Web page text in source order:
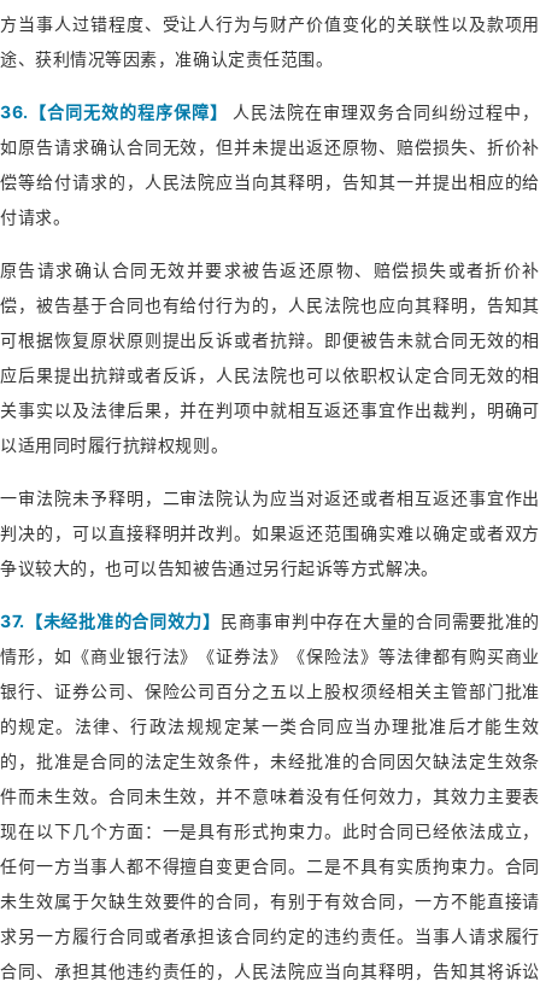
方当事人过错程度、受让人行为与财产价值变化的关联性以及款项用
途、获利情况等因素，准确认定责任范围。
36.【合同无效的程序保障】
人民法院在审理双务合同纠纷过程中，
如原告请求确认合同无效，但并未提出返还原物、赔偿损失、折价补
偿等给付请求的，人民法院应当向其释明，告知其一并提出相应的给
付请求。
原告请求确认合同无效并要求被告返还原物、赔偿损失或者折价补
偿，被告基于合同也有给付行为的，人民法院也应向其释明，告知其
可根据恢复原状原则提出反诉或者抗辩。即便被告未就合同无效的相
应后果提出抗辩或者反诉，人民法院也可以依职权认定合同无效的相
关事实以及法律后果，并在判项中就相互返还事宜作出裁判，明确可
以适用同时履行抗辩权规则。
一审法院未予释明，二审法院认为应当对返还或者相互返还事宜作出
判决的，可以直接释明并改判。如果返还范围确实难以确定或者双方
争议较大的，也可以告知被告通过另行起诉等方式解决。
37.【未经批准的合同效力】 民商事审判中存在大量的合同需要批准的
情形，如《商业银行法》《证券法》《保险法》等法律都有购买商业
银行、证券公司、保险公司百分之五以上股权须经相关主管部门批准
的规定。法律、行政法规规定某一类合同应当办理批准后才能生效
的，批准是合同的法定生效条件，未经批准的合同因欠缺法定生效条
件而未生效。合同未生效，并不意味着没有任何效力，其效力主要表
现在以下几个方面：一是具有形式拘束力。此时合同已经依法成立，
任何一方当事人都不得擅自变更合同。二是不具有实质拘束力。合同
未生效属于欠缺生效要件的合同，有别于有效合同，一方不能直接请
求另一方履行合同或者承担该合同约定的违约责任。当事人请求履行
合同、承担其他违约责任的，人民法院应当向其释明，告知其将诉讼